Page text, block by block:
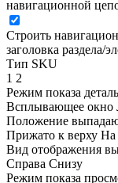
навигационной
Строить
заголовка раздела/
Тип SKU
1 2
Режим показа
Всплывающее окно
Положение
Прижато к верху На
Вид отображения
Справа Снизу
Режим показа